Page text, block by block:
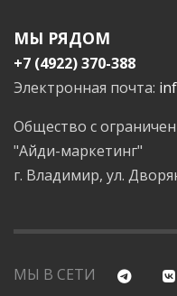
МЫ РЯДОМ
+7 (4922) 370-388
Электронная почта:
Общество с
"Айди-маркетинг"
г. Владимир, ул.
МЫ В СЕТИ